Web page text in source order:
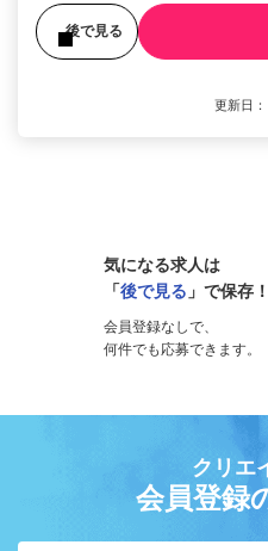
後で見る
更新日
気になる求人は
「後で見る 」で保存！
会員登録なしで、
何件でも応募できます。
クリエ
会員登録